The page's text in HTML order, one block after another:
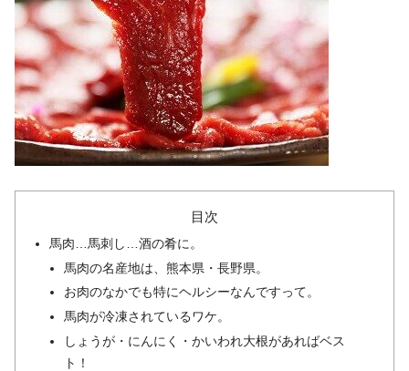
目次
馬肉…馬刺し…酒の肴に。
馬肉の名産地は、熊本県・長野県。
お肉のなかでも特にヘルシーなんですって。
馬肉が冷凍されているワケ。
しょうが・にんにく・かいわれ大根があればベス
ト！